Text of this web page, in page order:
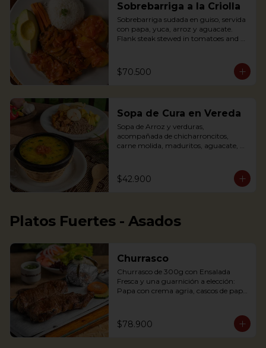
accompanied with rice and avocado
(avaliable only weekends and holidays)
Sobrebarriga a la Criolla
Sobrebarriga sudada en guiso, servida
con papa, yuca, arroz y aguacate.
Flank steak stewed in tomatoes and
$70.500
Sopa de Cura en Vereda
Sopa de Arroz y verduras,
acompañada de chicharroncitos,
carne molida, maduritos, aguacate,
Delicious Rice Soup with vegetables,
served with minced meat, sweet
$42.900
Platos Fuertes - Asados
Churrasco
Churrasco de 300g con Ensalada
Fresca y una guarnición a elección:
Papa con crema agria, cascos de papa
y arracacha
$78.900